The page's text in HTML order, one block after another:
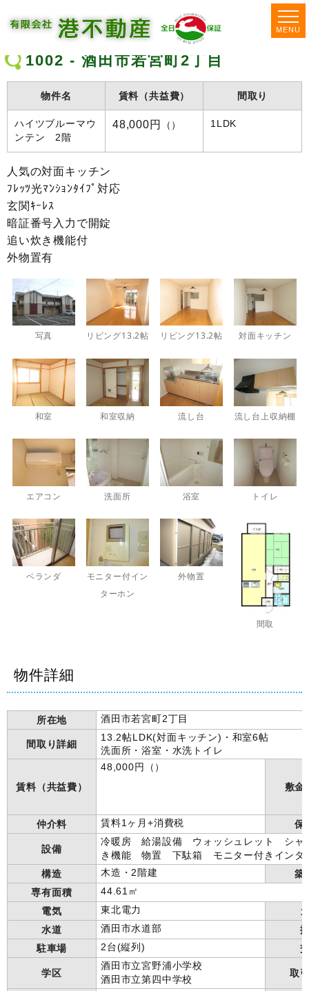
1002 - 酒田市若宮町2丁目
物件名 賃料（共益費） 間取り
ハイツブルーマウ
ンテン 2階
48,000円 （） 1LDK
人気の対面キッチン
ﾌﾚｯﾂ光ﾏﾝｼｮﾝﾀｲﾌﾟ対応
玄関ｷｰﾚｽ
暗証番号入力で開錠
追い炊き機能付
外物置有
写真 リビング13.2帖 リビング13.2帖 対面キッチン
和室 和室収納 流し台 流し台上収納棚
エアコン 洗面所 浴室 トイレ
ベランダ
モニター付イン
ターホン
外物置
間取
物件詳細
所在地 酒田市若宮町2丁目
間取り詳細
13.2帖LDK(対面キッチン)・和室6帖
洗面所・浴室・水洗トイレ
賃料（共益費）
48,000円（）
敷金
仲介料 賃料1ヶ月+消費税 保
設備
冷暖房 給湯設備 ウォッシュレット シ
き機能 物置 下駄箱 モニター付きイン
構造 木造・2階建
築
専有面積
44.61㎡
電気 東北電力
水道
酒田市水道部
駐車場
2台(縦列)
学区
酒田市立宮野浦小学校
酒田市立第四中学校
取
MENU